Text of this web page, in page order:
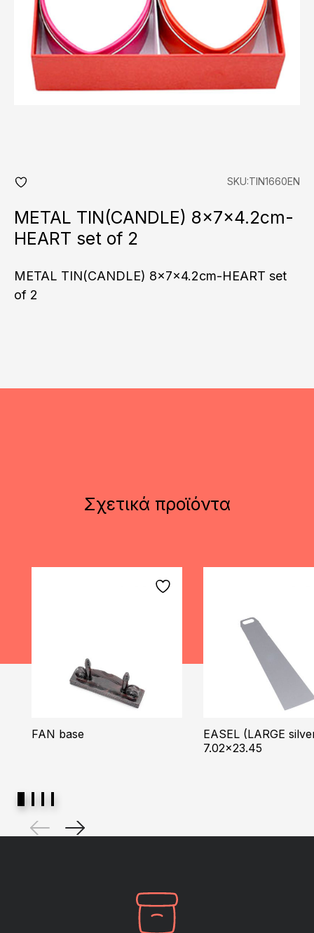
fav
SKU:TIN1660EN
METAL TIN(CANDLE) 8x7x4.2cm-
HEART set of 2
METAL TIN(CANDLE) 8x7x4.2cm-HEART set
of 2
Σχετικά προϊόντα
FAN base
EASEL (LARGE
7.02×23.45